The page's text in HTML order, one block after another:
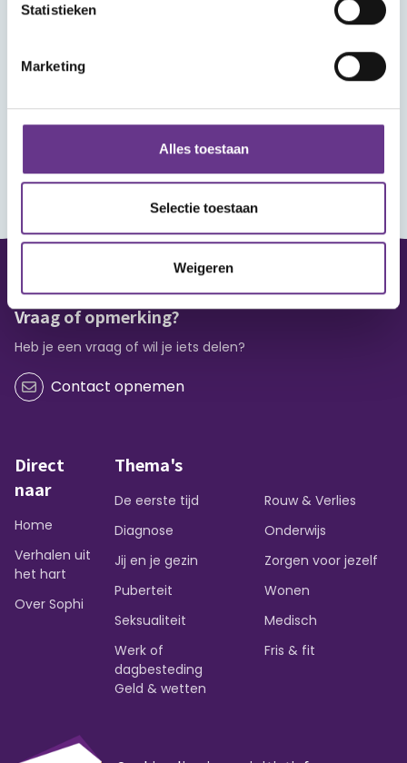
Statistieken
Marketing
Alles toestaan
Selectie toestaan
Weigeren
Vraag of opmerking?
Heb je een vraag of wil je iets delen?
Contact opnemen
Direct
naar
Home
Verhalen uit
het hart
Over Sophi
Thema's
De eerste tijd
Diagnose
Jij en je gezin
Puberteit
Seksualiteit
Werk of
dagbesteding
Rouw & Verlies
Onderwijs
Zorgen voor jezelf
Wonen
Medisch
Fris & fit
Geld & wetten